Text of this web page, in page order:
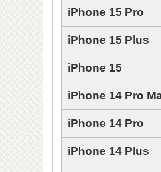
iPhone 15 Pro
iPhone 15 Plus
iPhone 15
iPhone 14 Pro
iPhone 14 Pro
iPhone 14 Plus